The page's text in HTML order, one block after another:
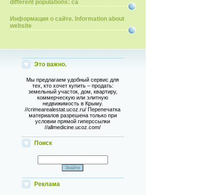
different populations: ca
Информация о сайте. Information about
website
Это важно.
Мы предлагаем удобный сервис для
тех, кто хочет купить – продать:
земельный участок, дом, квартиру,
коммерческую или элитную
недвижимость в Крыму.
//crimearealestat.ucoz.ru/ Перепечатка
материалов разрешена только при
условии прямой гиперссылки
//allmedicine.ucoz.com/
Поиск
Реклама